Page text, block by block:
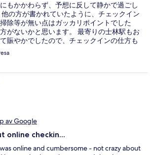
もかかわらず、予想に反して静かで過ごし
の方が書かれていたように、チェックイン
除等が無い点はガッカリポイントでした
がないかと思います。 最寄りの士林駅もお
賑やかでしたので、チェックインの仕方も
もぜひリピートしたい宿泊施設です。
av Google
online checkin...
online and cumbersome - not crazy about